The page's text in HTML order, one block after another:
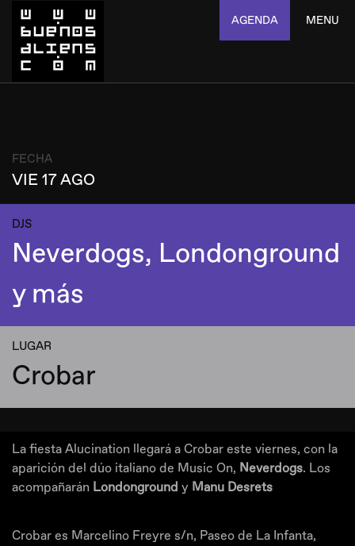
AGENDA MENU
FECHA
VIE 17 AGO
DJS
Neverdogs, Londonground
y más
LUGAR
Crobar
La fiesta Alucination llegará a Crobar este viernes, con la
aparición del dúo italiano de Music On, Neverdogs. Los
acompañarán Londonground y Manu Desrets
Crobar es Marcelino Freyre s/n, Paseo de La Infanta,